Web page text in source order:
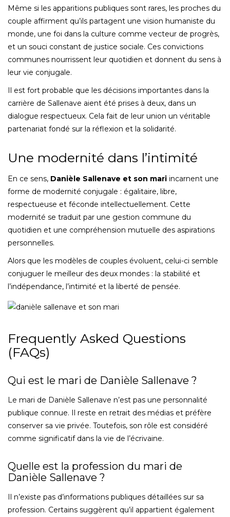
Même si les apparitions publiques sont rares, les proches du
couple affirment qu’ils partagent une vision humaniste du
monde, une foi dans la culture comme vecteur de progrès,
et un souci constant de justice sociale. Ces convictions
communes nourrissent leur quotidien et donnent du sens à
leur vie conjugale.
Il est fort probable que les décisions importantes dans la
carrière de Sallenave aient été prises à deux, dans un
dialogue respectueux. Cela fait de leur union un véritable
partenariat fondé sur la réflexion et la solidarité.
Une modernité dans l’intimité
En ce sens, Danièle Sallenave et son mari incarnent une
forme de modernité conjugale : égalitaire, libre,
respectueuse et féconde intellectuellement. Cette
modernité se traduit par une gestion commune du
quotidien et une compréhension mutuelle des aspirations
personnelles.
Alors que les modèles de couples évoluent, celui-ci semble
conjuguer le meilleur des deux mondes : la stabilité et
l’indépendance, l’intimité et la liberté de pensée.
Frequently Asked Questions
(FAQs)
Qui est le mari de Danièle Sallenave ?
Le mari de Danièle Sallenave n’est pas une personnalité
publique connue. Il reste en retrait des médias et préfère
conserver sa vie privée. Toutefois, son rôle est considéré
comme significatif dans la vie de l’écrivaine.
Quelle est la profession du mari de
Danièle Sallenave ?
Il n’existe pas d’informations publiques détaillées sur sa
profession. Certains suggèrent qu’il appartient également